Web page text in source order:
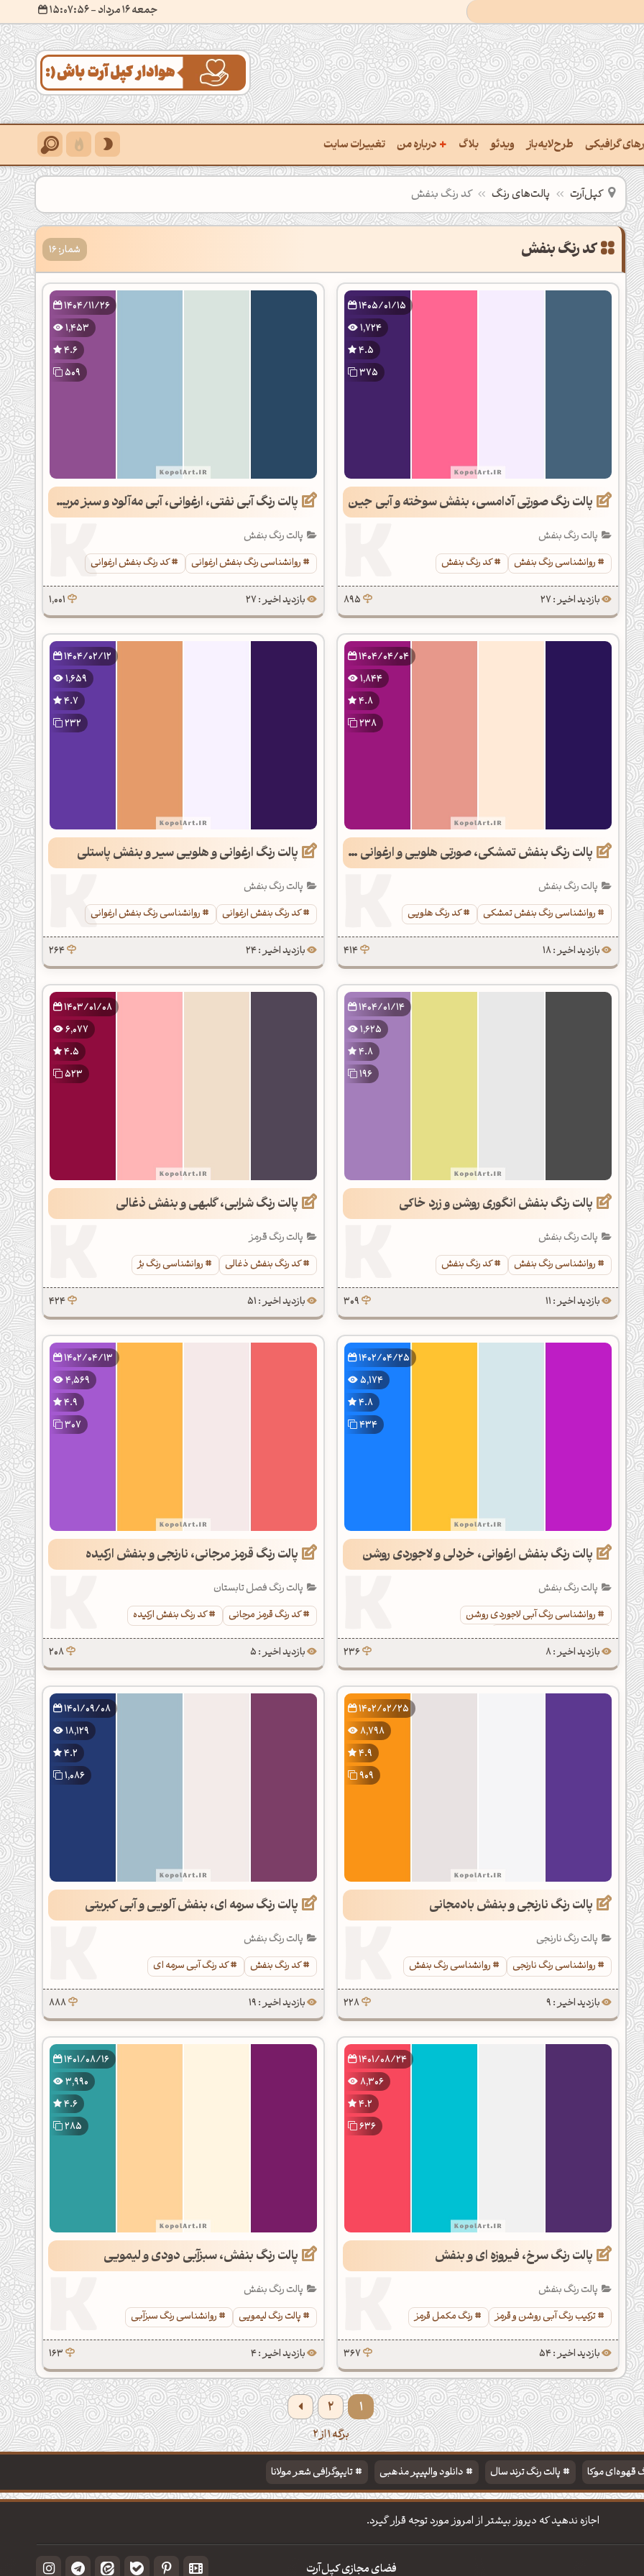
جمعه 16 مرداد
- ۱۵:۰۷:۵۷
گرافیکی
پالت از تصویر
رنگ‌ها باهم
یافتن نام رنگ با کد Hex
استخراج کد رنگ از عکس
ساخت پالت رنگ با هوش‌مصنوعی
کدهای رنگ
یافتن رنگ مکمل
مشاهده تمام ابزارها
طرح‌لایه‌باز ویدئو بلاگ + درباره من
درباره‌من
سفارش پروژه
سوالات متداول‌‌
تغییرات سایت
کپل‌آرت پالت‌های رنگ کد رنگ بنفش
شمار: 16
1405/01/15
1,724
4.5
375
پالت رنگ صورتی آدامسی، بنفش سوخته و آبی جین
پالت رنگ بنفش
روانشناسی رنگ بنفش
کد رنگ بنفش
بازدید اخیر : 27 895
1404/11/26
1,453
4.6
509
پالت رنگ آبی نفتی، ارغوانی، آبی مه‌آلود و سبز مریم گلی روشن
پالت رنگ بنفش
روانشناسی رنگ بنفش ارغوانی
کد رنگ بنفش ارغوانی
بازدید اخیر : 27 1,001
1404/04/04
1,844
4.8
238
پالت رنگ بنفش تمشکی، صورتی هلویی و ارغوانی سیر
پالت رنگ بنفش
روانشناسی رنگ بنفش تمشکی
کد رنگ هلویی
بازدید اخیر : 18 414
1404/02/12
1,659
4.7
232
پالت رنگ ارغوانی و هلویی سیر و بنفش پاستلی
پالت رنگ بنفش
کد رنگ بنفش ارغوانی
روانشناسی رنگ بنفش ارغوانی
بازدید اخیر : 24 264
1404/01/14
1,625
4.8
196
پالت رنگ بنفش انگوری روشن و زرد خاکی
پالت رنگ بنفش
روانشناسی رنگ بنفش
کد رنگ بنفش
بازدید اخیر : 11 309
1403/01/08
6,077
4.5
523
پالت رنگ شرابی، گلبهی و بنفش ذغالی
پالت رنگ قرمز
کد رنگ بنفش ذغالی
روانشناسی رنگ بژ
بازدید اخیر : 51 424
1402/04/25
5,174
4.8
434
پالت رنگ بنفش ارغوانی، خردلی و لاجوردی روشن
پالت رنگ بنفش
روانشناسی رنگ آبی لاجوردی روشن
کد رنگ آبی لاجوردی روشن
بازدید اخیر : 8
236
1402/04/13
4,569
4.9
307
پالت رنگ قرمز مرجانی، نارنجی و بنفش ارکیده
پالت رنگ فصل تابستان
کد رنگ قرمز مرجانی
کد رنگ بنفش ارکیده
بازدید اخیر : 5 208
1402/02/25
8,798
4.9
909
پالت رنگ نارنجی و بنفش بادمجانی
پالت رنگ نارنجی
روانشناسی رنگ نارنجی
روانشناسی رنگ بنفش
بازدید اخیر : 9 228
1401/09/08
18,129
4.2
1,086
پالت رنگ سرمه ای، بنفش آلویی و آبی کبریتی
پالت رنگ بنفش
کد رنگ بنفش
کد رنگ آبی سرمه ای
بازدید اخیر : 19 888
1401/08/24
8,306
4.2
636
پالت رنگ سرخ، فیروزه ای و بنفش
پالت رنگ بنفش
ترکیب رنگ آبی روشن و قرمز
رنگ مکمل قرمز
بازدید اخیر : 54 367
1401/08/16
3,990
4.6
285
پالت رنگ بنفش، سبزآبی دودی و لیمویی
پالت رنگ بنفش
پالت رنگ لیمویی
روانشناسی رنگ سبزآبی
بازدید اخیر : 4 163
1
2
برگه 1 از 2
قهوه‌ای موکا پالت رنگ ترند سال دانلود والپیپر مذهبی تایپوگرافی شعر مولانا
اجازه ندهید که دیروز بیشتر از امروز مورد توجه قرار گیرد.
فضای مجازی کپل‌آرت